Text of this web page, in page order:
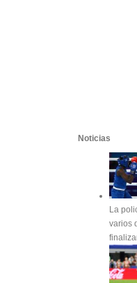
Noticias
La
varios